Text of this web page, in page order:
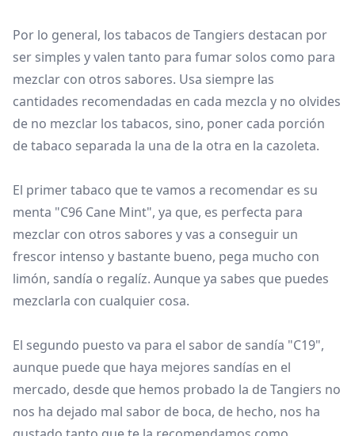
Por lo general, los tabacos de Tangiers destacan por
ser simples y valen tanto para fumar solos como para
mezclar con otros sabores. Usa siempre las
cantidades recomendadas en cada mezcla y no olvides
de no mezclar los tabacos, sino, poner cada porción
de tabaco separada la una de la otra en la cazoleta.
El primer tabaco que te vamos a recomendar es su
menta "C96 Cane Mint", ya que, es perfecta para
mezclar con otros sabores y vas a conseguir un
frescor intenso y bastante bueno, pega mucho con
limón, sandía o regalíz. Aunque ya sabes que puedes
mezclarla con cualquier cosa.
El segundo puesto va para el sabor de sandía "C19",
aunque puede que haya mejores sandías en el
mercado, desde que hemos probado la de Tangiers no
nos ha dejado mal sabor de boca, de hecho, nos ha